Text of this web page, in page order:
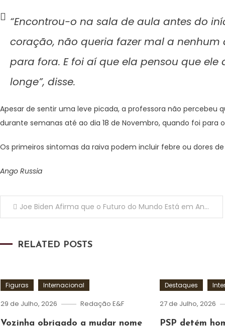
“Encontrou-o na sala de aula antes do
coração, não queria fazer mal a nenhum
para fora. E foi aí que ela pensou que
longe”, disse.
Apesar de sentir uma leve picada, a professora não
durante semanas até ao dia 18 de Novembro, quando foi para
Os primeiros sintomas da raiva podem incluir febre ou dores
Ango Russia
Navegação
artigos
Joe Biden Afirma que o Futuro do Mundo Está em Angola
RELATED POSTS
Figuras Internacional
29 de Julho, 2026 Redação E&F
Vozinha obrigado a mudar nome
Destaques
27 de Julho, 2026
PSP detém